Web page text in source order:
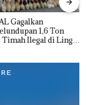
Gagalkan
1,6 Ton
Timah Ilegal di Lingga,
ke Malaysia